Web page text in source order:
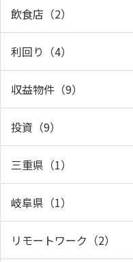
飲食店（2）
利回り（4）
収益物件（9）
投資（9）
三重県（1）
岐阜県（1）
リモートワーク（2）